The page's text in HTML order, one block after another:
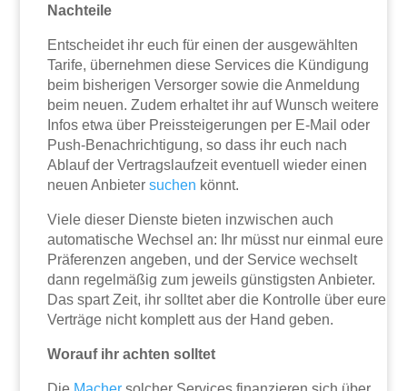
Nachteile
Entscheidet ihr euch für einen der ausgewählten
Tarife, übernehmen diese Services die Kündigung
beim bisherigen Versorger sowie die Anmeldung
beim neuen. Zudem erhaltet ihr auf Wunsch weitere
Infos etwa über Preissteigerungen per E-Mail oder
Push-Benachrichtigung, so dass ihr euch nach
Ablauf der Vertragslaufzeit eventuell wieder einen
neuen Anbietersuchen könnt.
Viele dieser Dienste bieten inzwischen auch
automatische Wechsel an: Ihr müsst nur einmal eure
Präferenzen angeben, und der Service wechselt
dann regelmäßig zum jeweils günstigsten Anbieter.
Das spart Zeit, ihr solltet aber die Kontrolle über eure
Verträge nicht komplett aus der Hand geben.
Worauf ihr achten solltet